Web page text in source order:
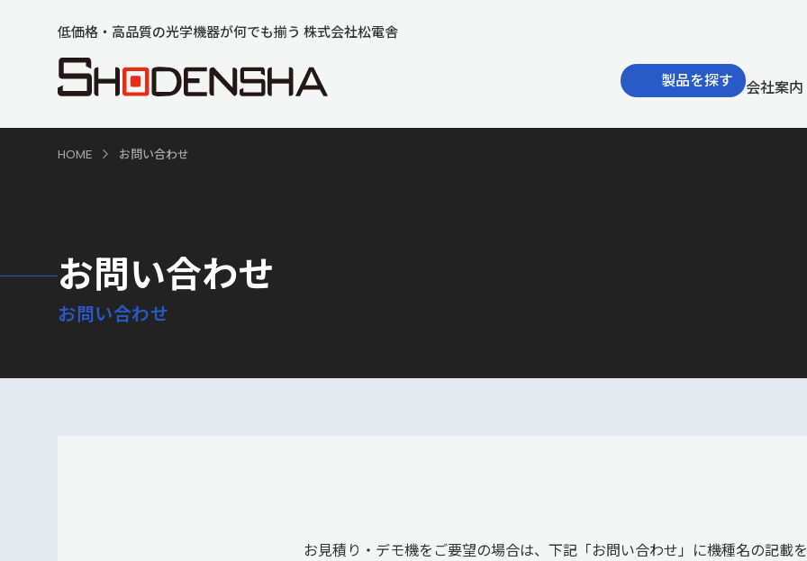
低価格・高品質の光学機器が何でも揃う 株式会社松電舎
製品を探す 会社案内
HOME お問い合わせ
お問い合わせ
お問い合わせ
お見積り・デモ機をご要望の場合は、下記「お問い合わせ」に機種名の記載